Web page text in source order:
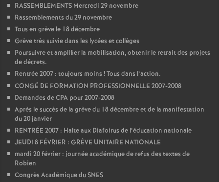
o
u
r
s
RASSEMBLEMENTS Mercredi 29 novembre
Rassemblements du 29 novembre
Tous en grève le 18 décembre
Grève très suivie dans les lycées et collèges
Poursuivre et amplifier la mobilisation, obtenir le retrait des projets
de décrets.
Rentrée 2007 : toujours moins ! Tous dans l’action.
CONGÉ DE FORMATION PROFESSIONNELLE 2007-2008
Demandes de CPA pour 2007-2008
Après le succès de la grève du 18 décembre et de la manifestation
du 20 janvier
RENTRÉE 2007 : Halte aux Diafoirus de l’éducation nationale
JEUDI 8 FÉVRIER : GRÈVE UNITAIRE NATIONALE
mardi 20 février : journée académique de refus des textes de
Robien
Congrès Académique du SNES